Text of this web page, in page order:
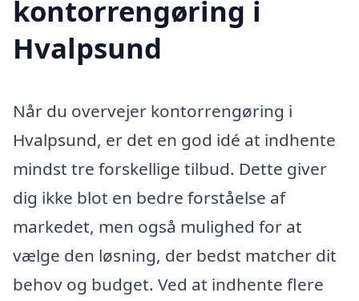
kontorrengøring i
Hvalpsund
Når du overvejer kontorrengøring i
Hvalpsund, er det en god idé at indhente
mindst tre forskellige tilbud. Dette giver
dig ikke blot en bedre forståelse af
markedet, men også mulighed for at
vælge den løsning, der bedst matcher dit
behov og budget. Ved at indhente flere